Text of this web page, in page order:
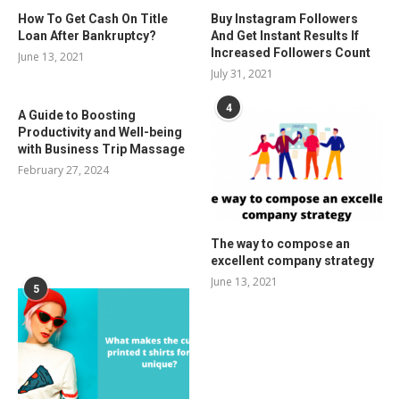
How To Get Cash On Title
Loan After Bankruptcy?
June 13, 2021
Buy Instagram Followers
And Get Instant Results If
Increased Followers Count
July 31, 2021
A Guide to Boosting
Productivity and Well-being
with Business Trip Massage
February 27, 2024
4
The way to compose an
excellent company strategy
June 13, 2021
5